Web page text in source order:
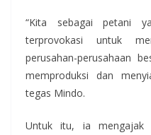
“Kita sebagai petani
terprovokasi untuk
perusahan-perusahaan
memproduksi dan
tegas Mindo.
Untuk itu, ia mengajak